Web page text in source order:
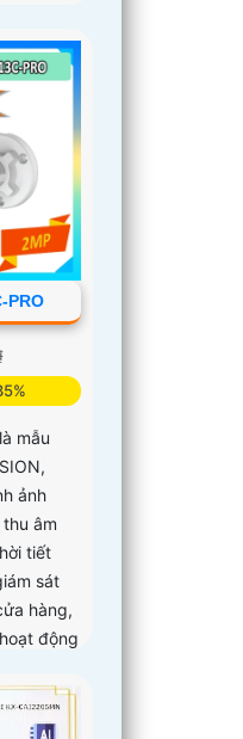
PRO
mẫu
ảnh
âm
tiết
sát
hàng,
động